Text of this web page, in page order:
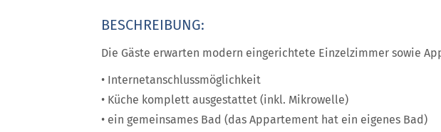
BESCHREIBUNG:
Die Gäste erwarten modern eingerichtete Einzelzimmer sowie
• Internetanschlussmöglichkeit
• Küche komplett ausgestattet (inkl. Mikrowelle)
• ein gemeinsames Bad (das Appartement hat ein eigenes Bad)